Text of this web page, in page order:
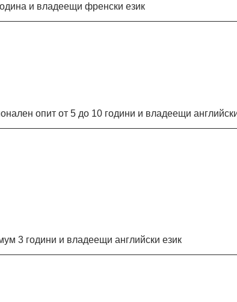
и владеещи френски език
опит от 5 до 10 години и владеещи
3 години и владеещи английски език